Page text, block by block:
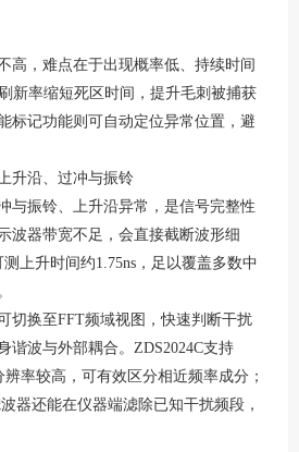
高，难点在于出现概率低、持续时间
新率缩短死区时间，提升毛刺被捕获
标记功能则可自动定位异常位置，避
升沿、过冲与振铃
与振铃、上升沿异常，是信号完整性
波器带宽不足，会直接截断波形细
上升时间约1.75ns，足以覆盖多数中
切换至FFT频域视图，快速判断干扰
谐波与外部耦合。ZDS2024C支持
率较高，可有效区分相近频率成分；
器还能在仪器端滤除已知干扰频段，